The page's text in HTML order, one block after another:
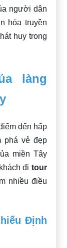
người dân
hóa truyền
huy trong
làng
đến hấp
phá vẻ đẹp
miền Tây
đi tour
nhiều điều
Định